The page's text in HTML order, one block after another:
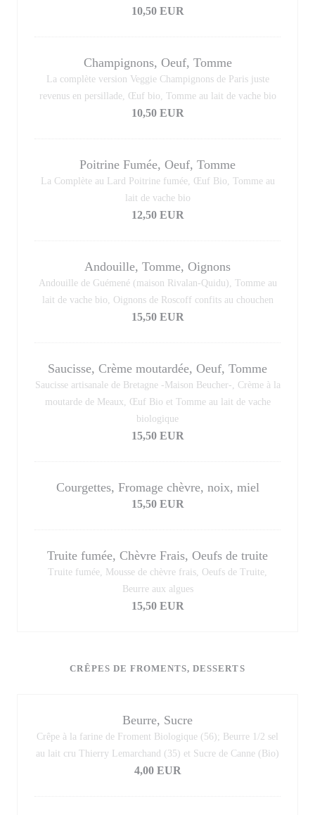
10,50 EUR
Champignons, Oeuf, Tomme
La complète version Veggie Champignons de Paris juste
revenus en persillade, Œuf bio, Tomme au lait de vache bio
10,50 EUR
Poitrine Fumée, Oeuf, Tomme
La Complète au Lard Poitrine fumée, Œuf Bio, Tomme au
lait de vache bio
12,50 EUR
Andouille, Tomme, Oignons
Andouille de Guémené (maison Rivalan-Quidu), Tomme au
lait de vache bio, Oignons de Roscoff confits au chouchen
15,50 EUR
Saucisse, Crème moutardée, Oeuf, Tomme
Saucisse artisanale de Bretagne -Maison Beucher-, Crème à la
moutarde de Meaux, Œuf Bio et Tomme au lait de vache
biologique
15,50 EUR
Courgettes, Fromage chèvre, noix, miel
15,50 EUR
Truite fumée, Chèvre Frais, Oeufs de truite
Truite fumée, Mousse de chèvre frais, Oeufs de Truite,
Beurre aux algues
15,50 EUR
CRÊPES DE FROMENTS, DESSERTS
Beurre, Sucre
Crêpe à la farine de Froment Biologique (56); Beurre 1/2 sel
au lait cru Thierry Lemarchand (35) et Sucre de Canne (Bio)
4,00 EUR